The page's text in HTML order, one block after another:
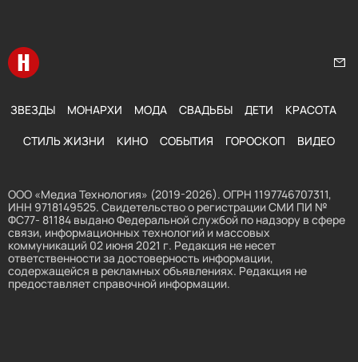
Перейти на главную
ЗВЕЗДЫ МОНАРХИ МОДА СВАДЬБЫ ДЕТИ КРАСОТА
СТИЛЬ ЖИЗНИ КИНО СОБЫТИЯ ГОРОСКОП ВИДЕО
ООО «Медиа Технология» (2019-2026). ОГРН 1197746707311,
ИНН 9718149525. Свидетельство о регистрации СМИ ПИ №
ФС77- 81184 выдано Федеральной службой по надзору в сфере
связи, информационных технологий и массовых
коммуникаций 02 июня 2021 г. Редакция не несет
ответственности за достоверность информации,
содержащейся в рекламных объявлениях. Редакция не
предоставляет справочной информации.